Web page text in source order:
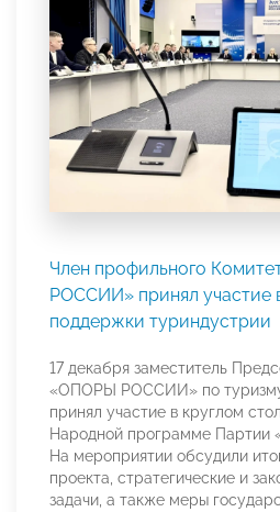
Член профильного
РОССИИ» принял участие
поддержки туриндустрии
17 декабря заместитель
«ОПОРЫ РОССИИ» по
принял участие в круглом
Народной программе
На мероприятии обсудили
проекта, стратегические и
задачи, а также меры